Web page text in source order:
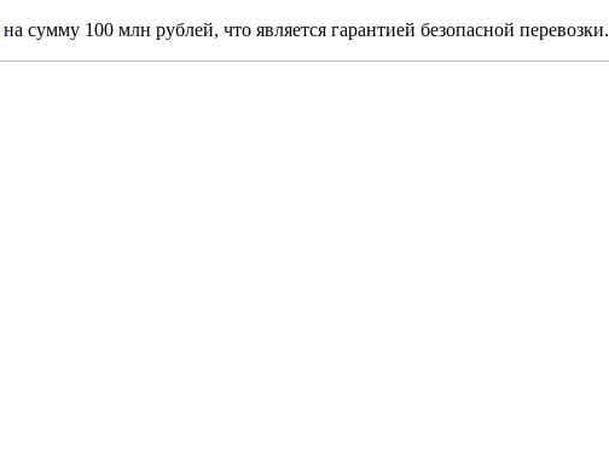
на сумму 100 млн рублей, что является гарантией безопасной перевозки.